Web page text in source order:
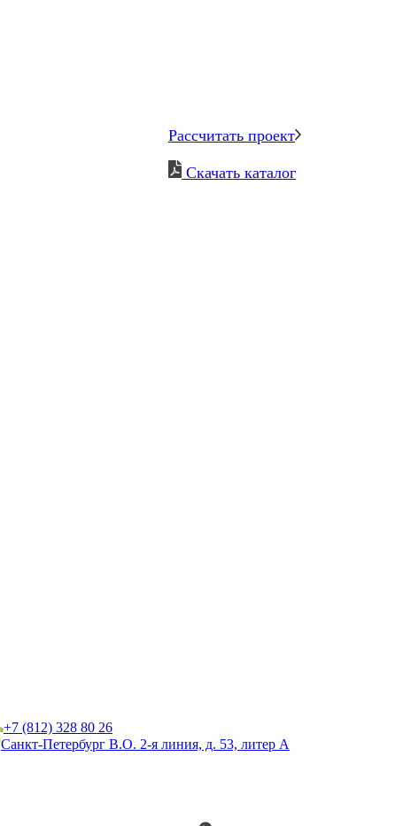
Рассчитать проект
Скачать каталог
+7 (812) 328 80 26
Санкт-Петербург В.О. 2-я линия, д. 53, литер А